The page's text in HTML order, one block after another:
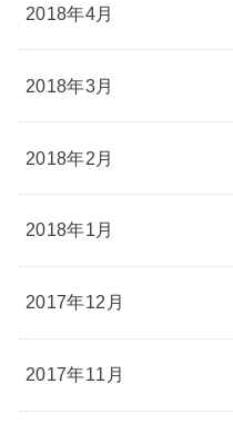
2018年4月
2018年3月
2018年2月
2018年1月
2017年12月
2017年11月